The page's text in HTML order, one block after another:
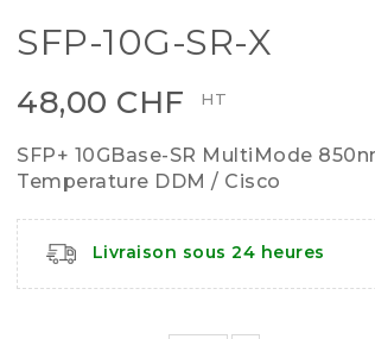
SFP-10G-SR-X
48,00 CHF HT
SFP+ 10GBase-SR MultiMode
Temperature DDM / Cisco
Livraison sous 24 heures